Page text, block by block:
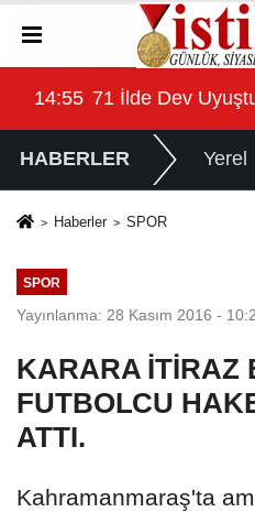
Çatısı Altında Mücadele
14:55 71 İlde Dev
HABERLER Yerel
Haberler SPOR
SPOR
Yayınlanma: 28 Kasım 2016 -
KARARA İTİRAZ
FUTBOLCU
ATTI.
Kahramanmaraş'ta